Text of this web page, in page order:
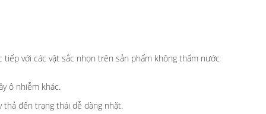
với các vật sắc nhọn trên sản phẩm không thấm nước
ô nhiễm khác.
thả đến trạng thái dễ dàng nhặt.